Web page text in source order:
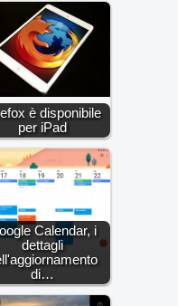
è disponibile
per iPad
Calendar, i
dettagli
di…